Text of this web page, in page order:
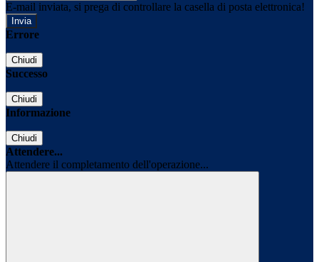
E-mail inviata, si prega di controllare la casella di posta elettronica!
Errore
Chiudi
Successo
Chiudi
Informazione
Chiudi
Attendere...
Attendere il completamento dell'operazione...